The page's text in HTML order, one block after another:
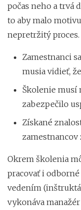
počas neho a trvá
to aby malo
nepretržitý
Zamestnanci
musia vidieť,
Školenie musí
zabezpečilo
Získané
Okrem školenia
pracovať i
vedením
vykonáva